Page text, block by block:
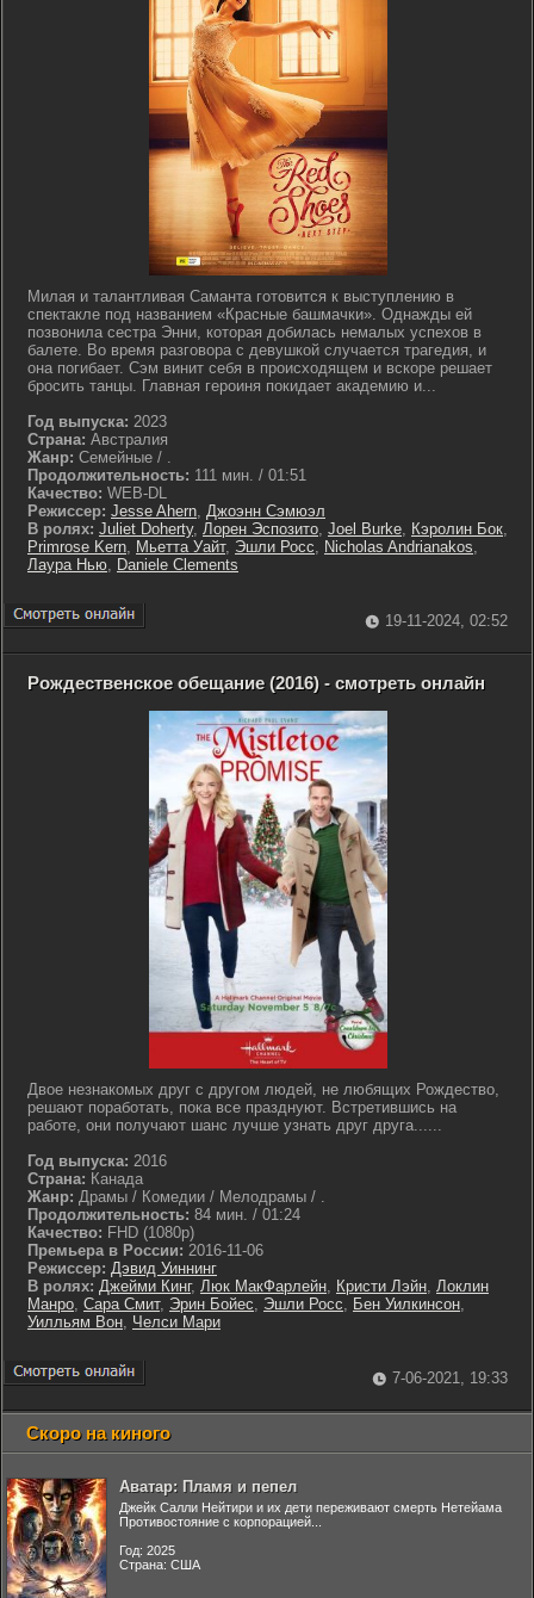
Милая и талантливая Саманта готовится к выступлению в
спектакле под названием «Красные башмачки». Однажды ей
позвонила сестра Энни, которая добилась немалых успехов в
балете. Во время разговора с девушкой случается трагедия, и
она погибает. Сэм винит себя в происходящем и вскоре решает
бросить танцы. Главная героиня покидает академию и...
Год выпуска: 2023
Страна: Австралия
Жанр: Семейные / .
Продолжительность: 111 мин. / 01:51
Качество: WEB-DL
Режиссер: Jesse Ahern, Джоэнн Сэмюэл
В ролях: Juliet Doherty, Лорен Эспозито, Joel Burke, Кэролин Бок,
Primrose Kern, Мьетта Уайт, Эшли Росс, Nicholas Andrianakos,
Лаура Нью, Daniele Clements
19-11-2024, 02:52
Рождественское обещание (2016) - смотреть онлайн
Двое незнакомых друг с другом людей, не любящих Рождество,
решают поработать, пока все празднуют. Встретившись на
работе, они получают шанс лучше узнать друг друга......
Год выпуска: 2016
Страна: Канада
Жанр: Драмы / Комедии / Мелодрамы / .
Продолжительность: 84 мин. / 01:24
Качество: FHD (1080p)
Премьера в России: 2016-11-06
Режиссер: Дэвид Уиннинг
В ролях: Джейми Кинг, Люк МакФарлейн, Кристи Лэйн, Локлин
Манро, Сара Смит, Эрин Бойес, Эшли Росс, Бен Уилкинсон,
Уилльям Вон, Челси Мари
7-06-2021, 19:33
Скоро на киного
Аватар: Пламя и пепел
Джейк Салли Нейтири и их дети переживают смерть Нетейама
Противостояние с корпорацией...
Год: 2025
Страна: США